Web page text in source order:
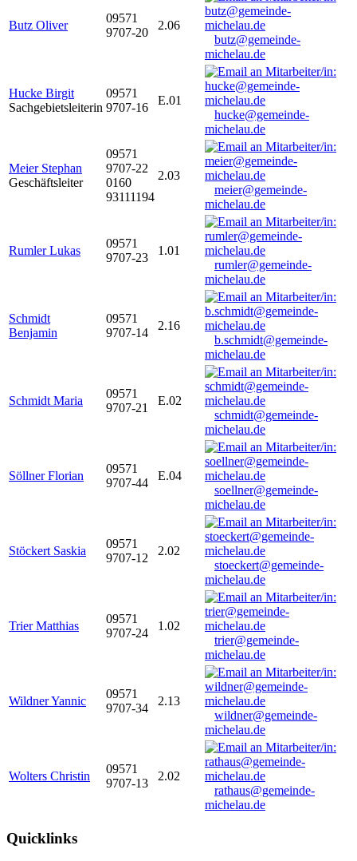
Butz Oliver
09571
9707-20
2.06
butz@gemeinde-
michelau.de
Hucke Birgit
Sachgebietsleiterin
09571
9707-16
E.01
hucke@gemeinde-
michelau.de
Meier Stephan
Geschäftsleiter
09571
9707-22
0160
93111194
2.03
meier@gemeinde-
michelau.de
Rumler Lukas
09571
9707-23
1.01
rumler@gemeinde-
michelau.de
Schmidt
Benjamin
09571
9707-14
2.16
b.schmidt@gemeinde-
michelau.de
Schmidt Maria
09571
9707-21
E.02
schmidt@gemeinde-
michelau.de
Söllner Florian
09571
9707-44
E.04
soellner@gemeinde-
michelau.de
Stöckert Saskia
09571
9707-12
2.02
stoeckert@gemeinde-
michelau.de
Trier Matthias
09571
9707-24
1.02
trier@gemeinde-
michelau.de
Wildner Yannic
09571
9707-34
2.13
wildner@gemeinde-
michelau.de
Wolters Christin
09571
9707-13
2.02
rathaus@gemeinde-
michelau.de
Quicklinks